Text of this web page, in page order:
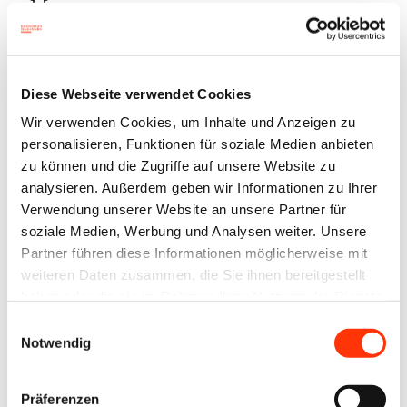
Diese Webseite verwendet Cookies
Wir verwenden Cookies, um Inhalte und Anzeigen zu
personalisieren, Funktionen für soziale Medien anbieten
zu können und die Zugriffe auf unsere Website zu
analysieren. Außerdem geben wir Informationen zu Ihrer
Verwendung unserer Website an unsere Partner für
soziale Medien, Werbung und Analysen weiter. Unsere
Partner führen diese Informationen möglicherweise mit
weiteren Daten zusammen, die Sie ihnen bereitgestellt
Notwendig
Präferenzen
Der CO2 -Fußabdruck wird mit Hilfe des Rechners der
Klimainitiative der Druck- und Medienverbände
berechnet und durch Klimaschutzmaßnahmen im
nach dem Goldstandard zertifizierten Projekt
„Photovoltaik“ in Indien (Zertifikat ID: 23138058
)
ausgeglichen.
„Wir bieten mit der Klimainitiative der Druck- und
Medienverbände Druckereien und Verlagen eine
-Fußabdruckes bewusst
zu werden. Mit unserer Kompensation senden wir
ein wichtiges und authentisches Signal an alle Druck-